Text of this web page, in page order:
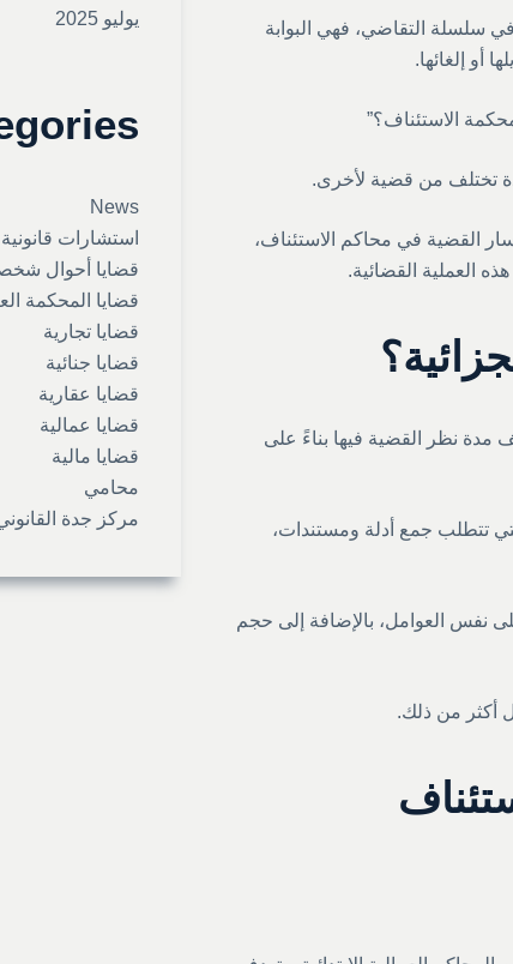
سلسلة التقاضي، فهي البوابة
أو إلغائها.
الاستئناف؟”
تختلف من قضية لأخرى.
القضية في محاكم الاستئناف،
العملية القضائية.
مدة نظر القضية فيها بناءً على
تتطلب جمع أدلة ومستندات،
نفس العوامل، بالإضافة إلى حجم
أكثر من ذلك.
يوليو 2025
News
استشارات قانونية
قضايا أحوال
قضايا المحكمة
قضايا تجارية
قضايا جنائية
قضايا عقارية
قضايا عمالية
قضايا مالية
محامي
مركز جدة